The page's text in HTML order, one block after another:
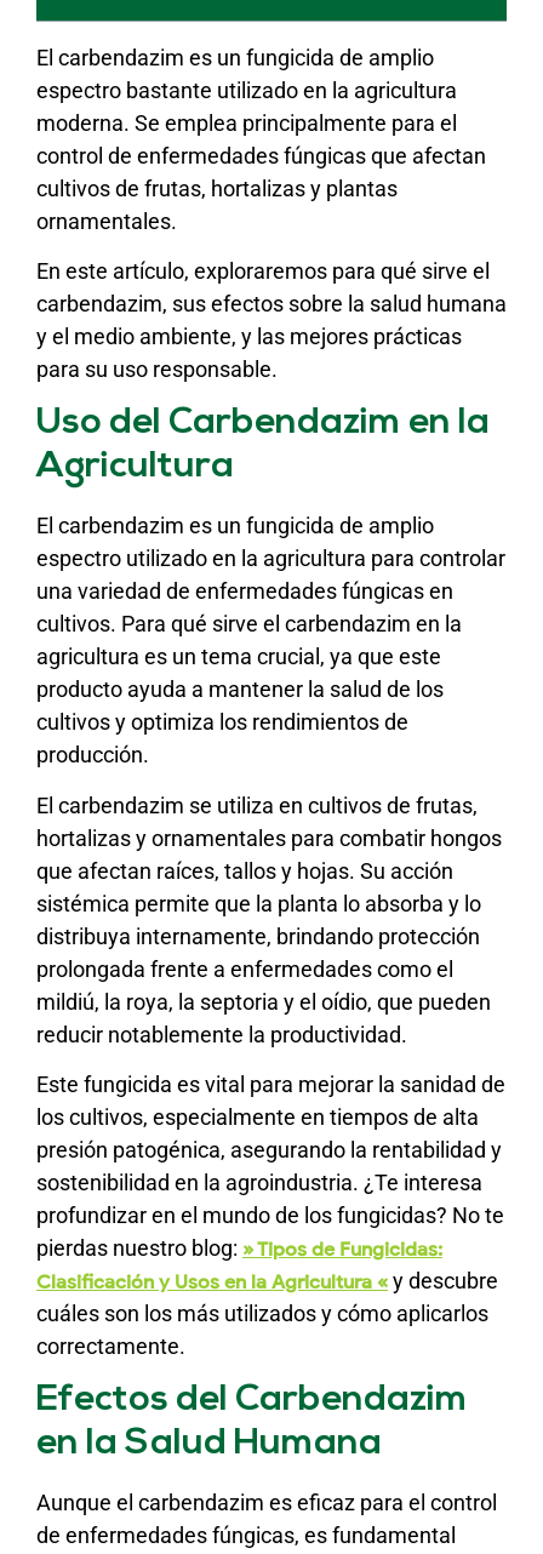
El carbendazim es un fungicida de amplio
espectro bastante utilizado en la agricultura
moderna. Se emplea principalmente para el
control de enfermedades fúngicas que afectan
cultivos de frutas, hortalizas y plantas
ornamentales.
En este artículo, exploraremos para qué sirve el
carbendazim, sus efectos sobre la salud humana
y el medio ambiente, y las mejores prácticas
para su uso responsable.
Uso del Carbendazim en la
Agricultura
El carbendazim es un fungicida de amplio
espectro utilizado en la agricultura para controlar
una variedad de enfermedades fúngicas en
cultivos. Para qué sirve el carbendazim en la
agricultura es un tema crucial, ya que este
producto ayuda a mantener la salud de los
cultivos y optimiza los rendimientos de
producción.
El carbendazim se utiliza en cultivos de frutas,
hortalizas y ornamentales para combatir hongos
que afectan raíces, tallos y hojas. Su acción
sistémica permite que la planta lo absorba y lo
distribuya internamente, brindando protección
prolongada frente a enfermedades como el
mildiú, la roya, la septoria y el oídio, que pueden
reducir notablemente la productividad.
Este fungicida es vital para mejorar la sanidad de
los cultivos, especialmente en tiempos de alta
presión patogénica, asegurando la rentabilidad y
sostenibilidad en la agroindustria. ¿Te interesa
profundizar en el mundo de los fungicidas? No te
pierdas nuestro blog: » Tipos de Fungicidas:
Clasificación y Usos en la Agricultura « y descubre
cuáles son los más utilizados y cómo aplicarlos
correctamente.
Efectos del Carbendazim
en la Salud Humana
Aunque el carbendazim es eficaz para el control
de enfermedades fúngicas, es fundamental